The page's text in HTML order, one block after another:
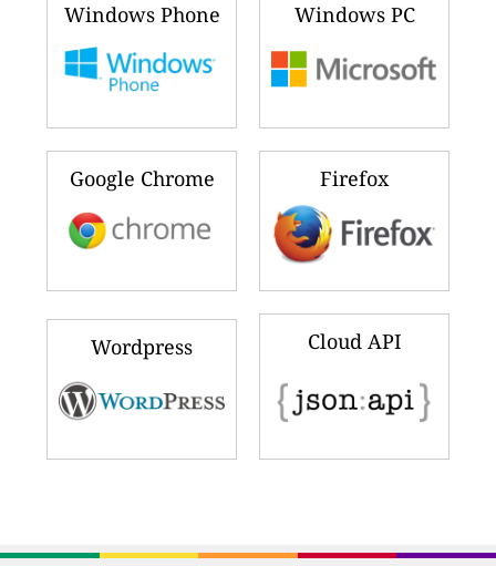
Windows Phone Windows PC
Google Chrome Firefox
Wordpress Cloud API